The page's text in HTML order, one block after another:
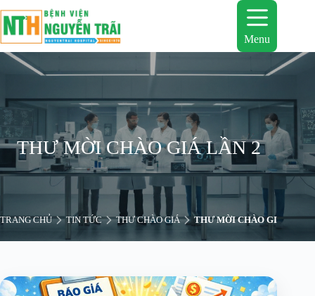
đến
phần
nội
dung
Menu
THƯ MỜI CHÀO GIÁ LẦN 2
TRANG CHỦ TIN TỨC THƯ CHÀO GIÁ THƯ MỜI CHÀO GIÁ LẦN 2